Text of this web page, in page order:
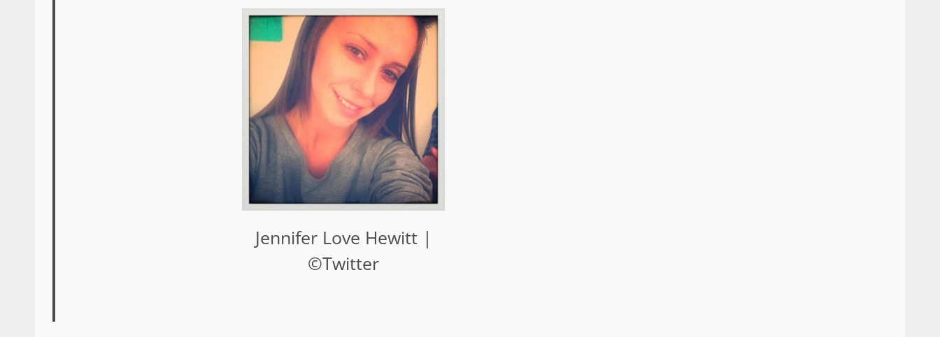
Jennifer Love Hewitt |
©Twitter